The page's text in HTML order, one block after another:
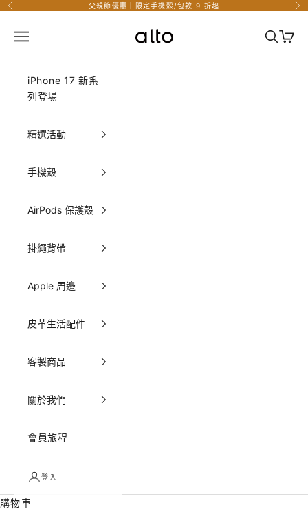
跳至內容
上一個 父親節優惠｜限定手機殼/包款 9 折起 下
Alto Taiwan 官方網站
選單 搜尋購物
iPhone 17 新系
列登場
精選活動
手機殼
AirPods 保護殼
掛繩背帶
Apple 周邊
皮革生活配件
客製商品
關於我們
會員旅程
登入
購物車